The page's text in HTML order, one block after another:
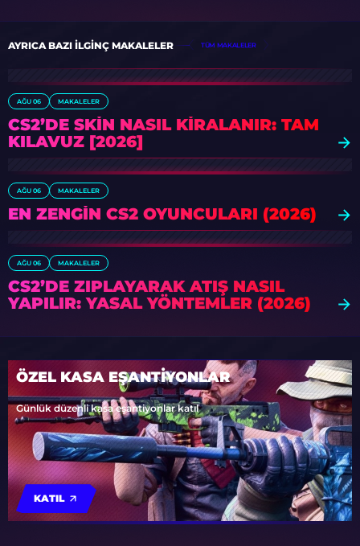
AYRICA BAZI ILGINÇ MAKALELER TÜM MAKALELER
AĞU 06 MAKALELER
CS2’DE SKIN NASIL KIRALANIR: TAM
KILAVUZ [2026]
AĞU 06 MAKALELER
EN ZENGIN CS2 OYUNCULARI (2026)
AĞU 06 MAKALELER
CS2’DE ZIPLAYARAK ATIŞ NASIL
YAPILIR: YASAL YÖNTEMLER (2026)
ÖZEL KASA EŞANTİYONLAR
Günlük düzenli kasa eşantiyonlar katıl
KATIL